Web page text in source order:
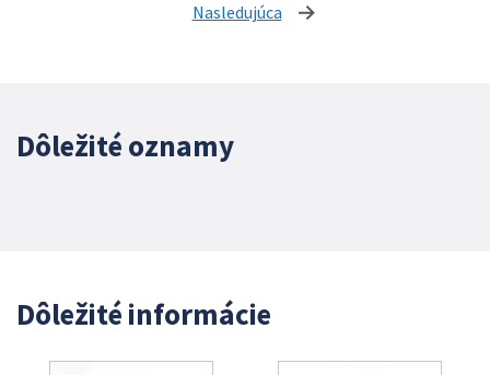
Nasledujúca stránka
Dôležité oznamy
Dôležité informácie